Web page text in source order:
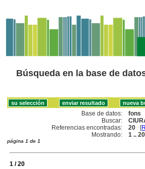
Búsqueda en la base de
Base de datos:
fons
Buscar:
Referencias encontradas:
20 [
Mostrando:
1 .. 20
página 1 de 1
1 / 20